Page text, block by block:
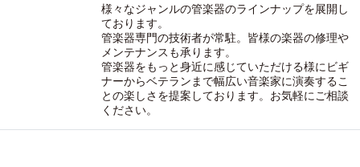
様々なジャンルの管楽器のラインナップを展開し
ております。
管楽器専門の技術者が常駐。皆様の楽器の修理や
メンテナンスも承ります。
管楽器をもっと身近に感じていただける様にビギ
ナーからベテランまで幅広い音楽家に演奏するこ
との楽しさを提案しております。お気軽にご相談
ください。